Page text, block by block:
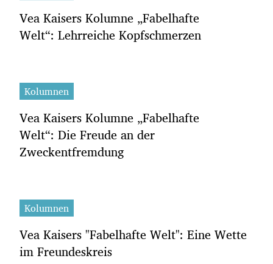
Vea Kaisers Kolumne „Fabelhafte
Welt“: Lehrreiche Kopfschmerzen
Kolumnen
Vea Kaisers Kolumne „Fabelhafte
Welt“: Die Freude an der
Zweckentfremdung
Kolumnen
Vea Kaisers "Fabelhafte Welt": Eine Wette
im Freundeskreis